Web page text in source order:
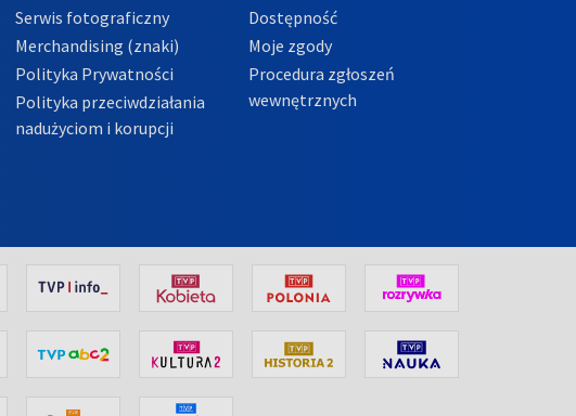
Serwis fotograficzny
Merchandising (znaki)
Polityka Prywatności
Polityka przeciwdziałania
nadużyciom i korupcji
Dostępność
Moje zgody
Procedura zgłoszeń
wewnętrznych